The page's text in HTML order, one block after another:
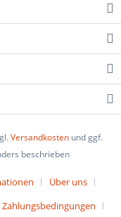
Versandkosten und ggf.
beschrieben
Über uns